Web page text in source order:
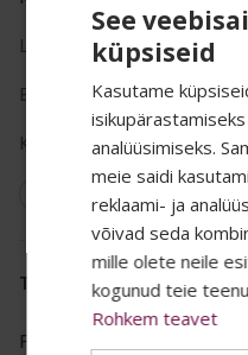
Liik:
hotelli pisifurnituur
Bränd:
ALISEO
Kastis:
Vegan: Ei
TOOTE KIRJELDUS
Prügikast
See
küpsiseid
Kasutame
analüüsimiseks.
meie saidi
reklaami- ja
võivad seda
mille olete neile
kogunud teie
Rohkem teavet
TEADA?